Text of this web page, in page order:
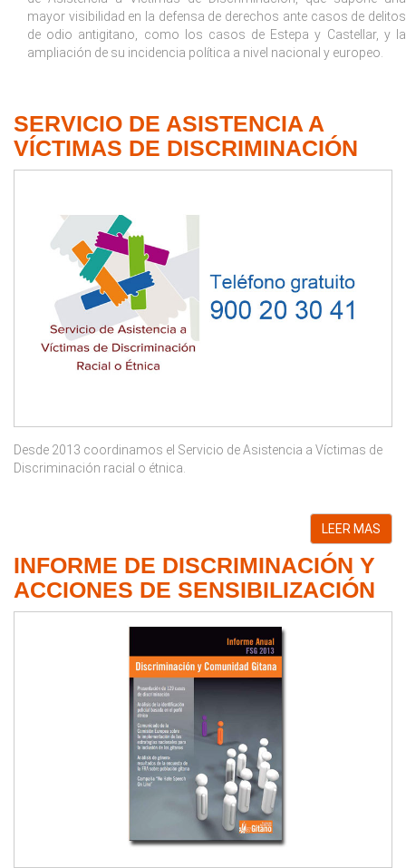
mayor visibilidad en la defensa de derechos ante casos de delitos
de odio antigitano, como los casos de Estepa y Castellar, y la
ampliación de su incidencia política a nivel nacional y europeo.
SERVICIO DE ASISTENCIA A
VÍCTIMAS DE DISCRIMINACIÓN
Desde 2013 coordinamos el Servicio de Asistencia a Víctimas de
Discriminación racial o étnica.
LEER MAS
INFORME DE DISCRIMINACIÓN Y
ACCIONES DE SENSIBILIZACIÓN